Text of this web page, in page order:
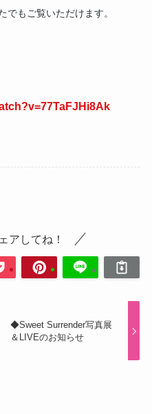
でもご覧いただけます。
アしてね！
◆Sweet Surrender写真展
＆LIVEのお知らせ